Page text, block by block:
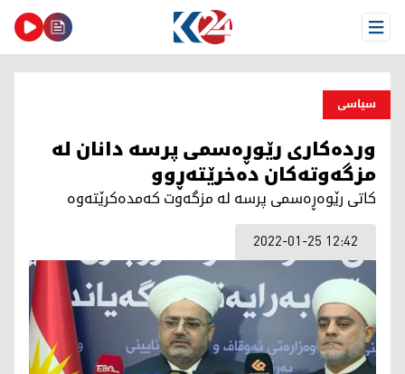
Open Menu
سیاسی
وردەکاری رێوڕەسمی پرسە دانان لە
مزگەوتەکان دەخرێتەڕوو
کاتی رێوەڕەسمی پرسە لە مزگەوت کەمدەکرێتەوە
2022-01-25 12:42